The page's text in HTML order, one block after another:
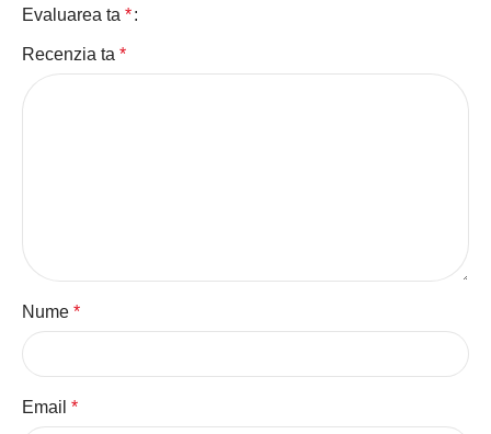
Evaluarea ta *
Recenzia ta *
Nume *
Email *